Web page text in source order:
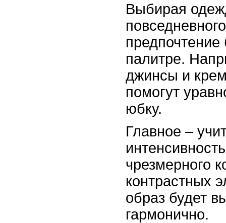
Выбирая
предпочтение
палитре.
джинсы и
помогут
юбку.
Главное –
чрезмерного
контрастных
образ будет
гармонично.